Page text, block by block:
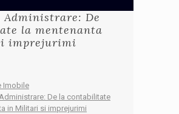
Administrare: De
la mentenanta
imprejurimi
Imobile
De la contabilitate
in Militari si imprejurimi